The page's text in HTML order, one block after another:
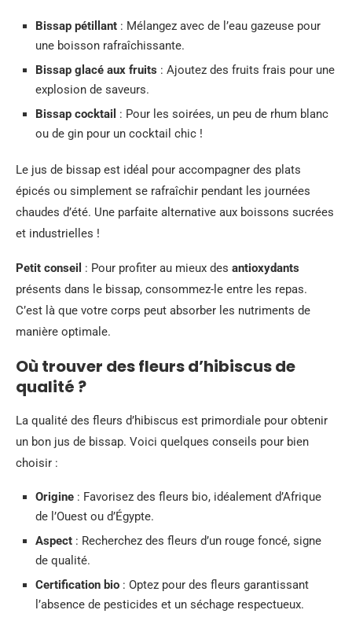
Bissap pétillant : Mélangez avec de l’eau gazeuse pour
une boisson rafraîchissante.
Bissap glacé aux fruits : Ajoutez des fruits frais pour une
explosion de saveurs.
Bissap cocktail : Pour les soirées, un peu de rhum blanc
ou de gin pour un cocktail chic !
Le jus de bissap est idéal pour accompagner des plats
épicés ou simplement se rafraîchir pendant les journées
chaudes d’été. Une parfaite alternative aux boissons sucrées
et industrielles !
Petit conseil : Pour profiter au mieux des antioxydants
présents dans le bissap, consommez-le entre les repas.
C’est là que votre corps peut absorber les nutriments de
manière optimale.
Où trouver des fleurs d’hibiscus de
qualité ?
La qualité des fleurs d’hibiscus est primordiale pour obtenir
un bon jus de bissap. Voici quelques conseils pour bien
choisir :
Origine : Favorisez des fleurs bio, idéalement d’Afrique
de l’Ouest ou d’Égypte.
Aspect : Recherchez des fleurs d’un rouge foncé, signe
de qualité.
Certification bio : Optez pour des fleurs garantissant
l’absence de pesticides et un séchage respectueux.